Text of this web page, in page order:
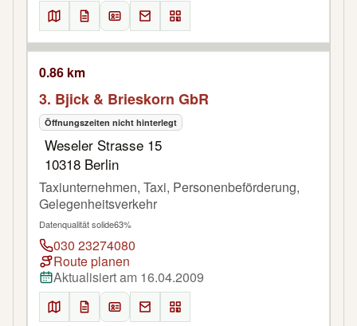
0.86 km
3. Bjick & Brieskorn GbR
Öffnungszeiten nicht hinterlegt
Weseler Strasse 15
10318 Berlin
Taxiunternehmen, Taxi, Personenbeförderung,
Gelegenheitsverkehr
Datenqualität solide63%
030 23274080
Route planen
Aktualisiert am 16.04.2009